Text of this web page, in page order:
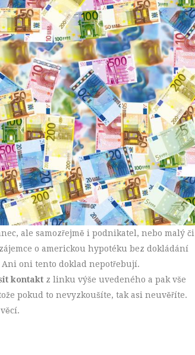
ale samozřejmě i podnikatel, nebo malý či
o americkou hypotéku bez dokládání
oni tento doklad nepotřebují.
kontakt z linku výše uvedeného a pak vše
pokud to nevyzkoušíte, tak asi neuvěříte.